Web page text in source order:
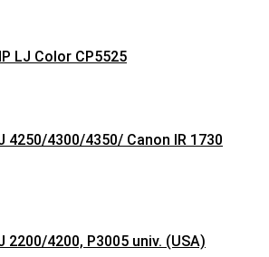
LJ Color CP5525
4250/4300/4350/ Canon IR 1730
2200/4200, P3005 univ. (USA)